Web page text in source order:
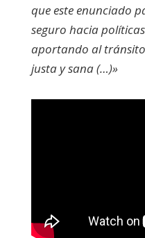
que este enunciado
seguro hacia
aportando al
justa y sana (…)»